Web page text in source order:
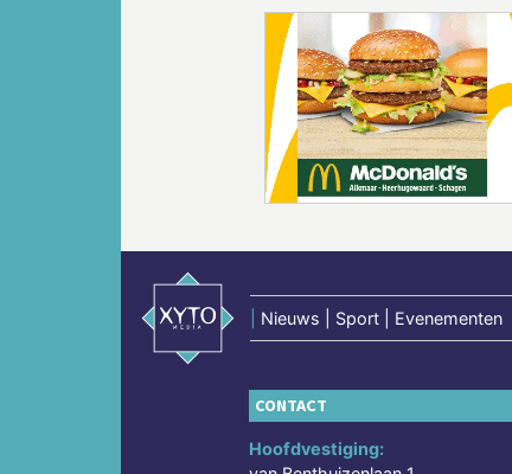
Nieuws | Sport | Evenementen
CONTACT
Hoofdvestiging: